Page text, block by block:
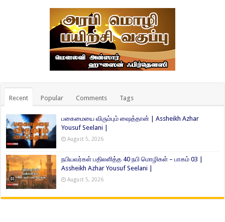
Recent Popular Comments Tags
பகைமையை விரும்பும் ஷைத்தான் | Assheikh Azhar
Yousuf Seelani |
August 5, 2026
நபியவர்கள் பதிலளித்த 40 நபி மொழிகள் – பாகம் 03 |
Assheikh Azhar Yousuf Seelani |
August 5, 2026